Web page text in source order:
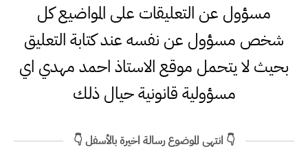
مسؤول عن التعليقات على المواضيع كل
شخص مسؤول عن نفسه عند كتابة التعليق
بحيث لا يتحمل موقع الاستاذ احمد مهدي اي
مسؤولية قانونية حيال ذلك
👇 انتهى الموضوع رسالة اخيرة بالأسفل 👇